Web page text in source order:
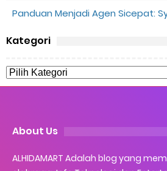
Panduan Menjadi Agen Sicepat:
Kategori
About Us
ALHIDAMART Adalah blog yang